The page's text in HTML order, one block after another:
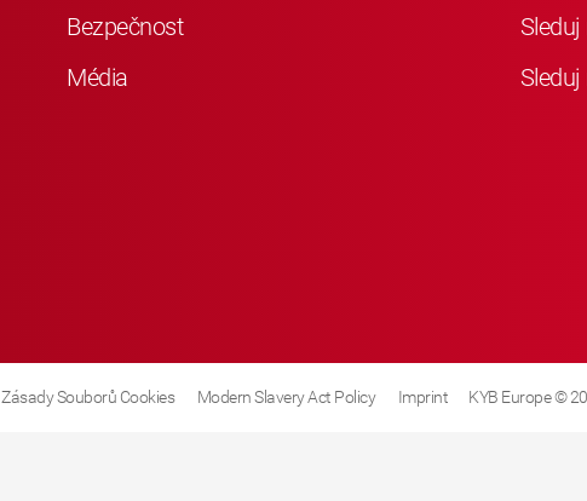
Bezpečnost
Média
Zásady Souborů Cookies Modern Slavery Act Policy Imprint KYB Europe ©